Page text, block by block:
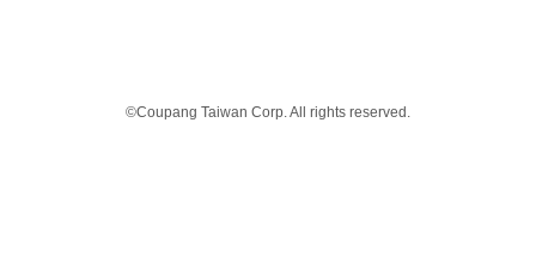
©Coupang Taiwan Corp. All rights reserved.